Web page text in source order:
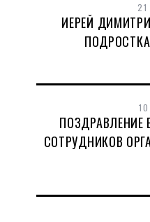
ИЕРЕЙ
СОТРУДНИКОВ